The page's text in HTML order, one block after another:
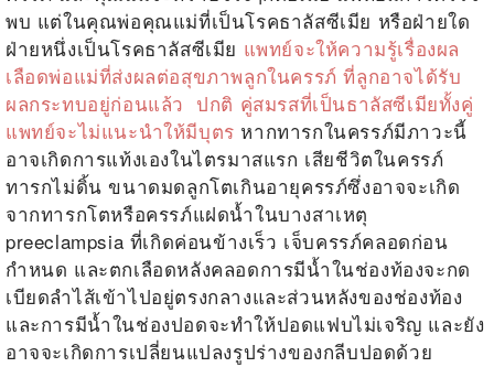
พบ แต่ในคุณพ่อคุณแม่ที่เป็นโรคธาลัสซีเมีย หรือฝ่ายใด
ฝ่ายหนึ่งเป็นโรคธาลัสซีเมีย แพทย์จะให้ความรู้เรื่องผล
เลือดพ่อแม่ที่ส่งผลต่อสุขภาพลูกในครรภ์ ที่ลูกอาจได้รับ
ผลกระทบอยู่ก่อนแล้ว ปกติ คู่สมรสที่เป็นธาลัสซีเมียทั้งคู่
แพทย์จะไม่แนะนำให้มีบุตร หากทารกในครรภ์มีภาวะนี้
อาจเกิดการแท้งเองในไตรมาสแรก เสียชีวิตในครรภ์
ทารกไม่ดิ้น ขนาดมดลูกโตเกินอายุครรภ์ซึ่งอาจจะเกิด
จากทารกโตหรือครรภ์แฝดน้ำในบางสาเหตุ
preeclampsia ที่เกิดค่อนข้างเร็ว เจ็บครรภ์คลอดก่อน
กำหนด และตกเลือดหลังคลอดการมีน้ำในช่องท้องจะกด
เบียดลำไส้เข้าไปอยู่ตรงกลางและส่วนหลังของช่องท้อง
และการมีน้ำในช่องปอดจะทำให้ปอดแฟบไม่เจริญ และยัง
อาจจะเกิดการเปลี่ยนแปลงรูปร่างของกลีบปอดด้วย